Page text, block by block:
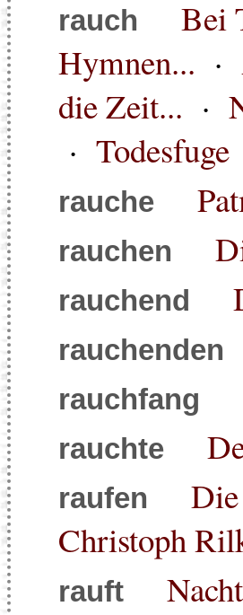
rauch
Bei
Hymnen... ·
die Zeit... ·
· Todesfuge
rauche
rauchen
rauchend
rauchenden
rauchfang
rauchte
raufen
Christoph
rauft